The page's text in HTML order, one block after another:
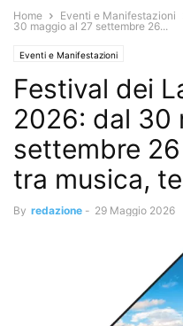
Home Eventi e Manifestazioni
30 maggio al 27 settembre 26...
Eventi e Manifestazioni
Festival dei
2026: dal 30
settembre
tra musica,
By redazione - 29 Maggio 2026